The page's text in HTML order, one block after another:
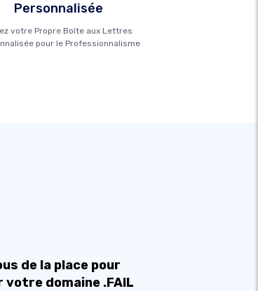
Personnalisée
votre Propre Boîte aux Lettres
pour le Professionnalisme
de la place pour
votre domaine .FAIL